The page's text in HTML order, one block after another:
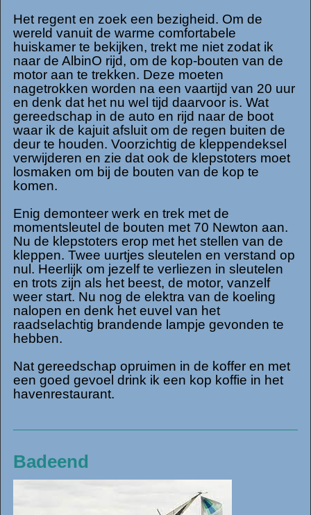
Het regent en zoek een bezigheid. Om de
wereld vanuit de warme comfortabele
huiskamer te bekijken, trekt me niet zodat ik
naar de AlbinO rijd, om de kop-bouten van de
motor aan te trekken. Deze moeten
nagetrokken worden na een vaartijd van 20 uur
en denk dat het nu wel tijd daarvoor is. Wat
gereedschap in de auto en rijd naar de boot
waar ik de kajuit afsluit om de regen buiten de
deur te houden. Voorzichtig de kleppendeksel
verwijderen en zie dat ook de klepstoters moet
losmaken om bij de bouten van de kop te
komen.
Enig demonteer werk en trek met de
momentsleutel de bouten met 70 Newton aan.
Nu de klepstoters erop met het stellen van de
kleppen. Twee uurtjes sleutelen en verstand op
nul. Heerlijk om jezelf te verliezen in sleutelen
en trots zijn als het beest, de motor, vanzelf
weer start. Nu nog de elektra van de koeling
nalopen en denk het euvel van het
raadselachtig brandende lampje gevonden te
hebben.
Nat gereedschap opruimen in de koffer en met
een goed gevoel drink ik een kop koffie in het
havenrestaurant.
Badeend